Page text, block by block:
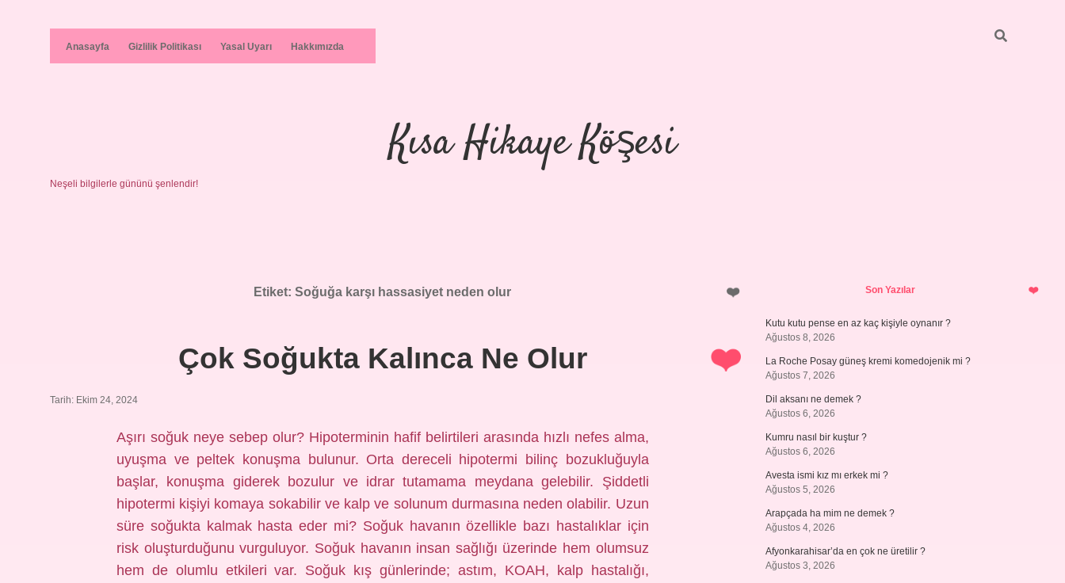
Anasayfa Gizlilik Politikası Yasal Uyarı Hakkımızda
Kısa Hikaye Köşesi
Neşeli bilgilerle gününü şenlendir!
Etiket:Soğuğa karşı hassasiyet neden olur
Çok Soğukta Kalınca Ne Olur
Tarih: Ekim 24, 2024
Aşırı soğuk neye sebep olur? Hipoterminin hafif belirtileri arasında hızlı nefes alma,
uyuşma ve peltek konuşma bulunur. Orta dereceli hipotermi bilinç bozukluğuyla
başlar, konuşma giderek bozulur ve idrar tutamama meydana gelebilir. Şiddetli
hipotermi kişiyi komaya sokabilir ve kalp ve solunum durmasına neden olabilir. Uzun
süre soğukta kalmak hasta eder mi? Soğuk havanın özellikle bazı hastalıklar için
risk oluşturduğunu vurguluyor. Soğuk havanın insan sağlığı üzerinde hem olumsuz
hem de olumlu etkileri var. Soğuk kış günlerinde; astım, KOAH, kalp hastalığı,
SidebarSon Yazılar
Kutu kutu pense en az kaç kişiyle oynanır ?
Ağustos 8, 2026
La Roche Posay güneş kremi komedojenik mi ?
Ağustos 7, 2026
Dil aksanı ne demek ?
Ağustos 6, 2026
Kumru nasıl bir kuştur ?
Ağustos 6, 2026
Avesta ismi kız mı erkek mi ?
Ağustos 5, 2026
Arapçada ha mim ne demek ?
Ağustos 4, 2026
Afyonkarahisar’da en çok ne üretilir ?
Ağustos 3, 2026